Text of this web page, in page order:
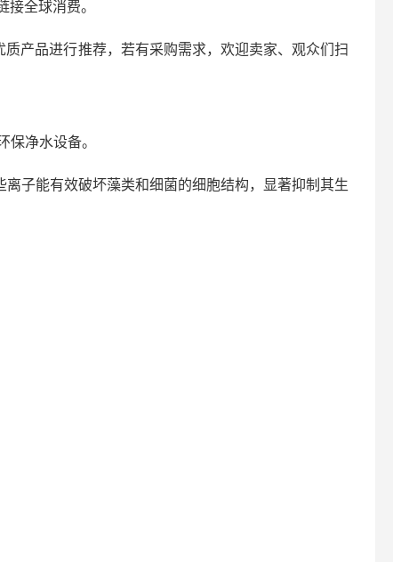
全球消费。
产品进行推荐，若有采购需求，欢迎卖家、观众们扫
净水设备。
子能有效破坏藻类和细菌的细胞结构，显著抑制其生